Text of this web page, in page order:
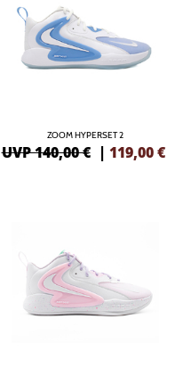
ZOOM HYPERSET 2
UVP 140,00 € | 119,00 €